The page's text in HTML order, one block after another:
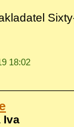
18:02
Iva